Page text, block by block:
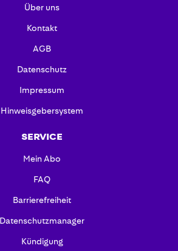
Über uns
Kontakt
AGB
Datenschutz
Impressum
Hinweisgebersystem
SERVICE
Mein Abo
FAQ
Barrierefreiheit
Datenschutzmanager
Kündigung